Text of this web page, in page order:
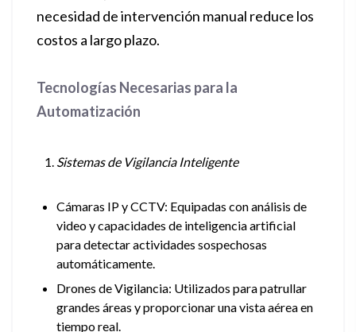
necesidad de intervención manual reduce los
costos a largo plazo.
Tecnologías Necesarias para la
Automatización
Sistemas de Vigilancia Inteligente
Cámaras IP y CCTV: Equipadas con análisis de
video y capacidades de inteligencia artificial
para detectar actividades sospechosas
automáticamente.
Drones de Vigilancia: Utilizados para patrullar
grandes áreas y proporcionar una vista aérea en
tiempo real.